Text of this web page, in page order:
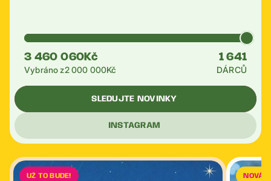
3 460 060 Kč 1 641
Vybráno z2 000 000Kč DÁRCŮ
SLEDUJTE NOVINKY
INSTAGRAM
UŽ TO BUDE! NOVÁ